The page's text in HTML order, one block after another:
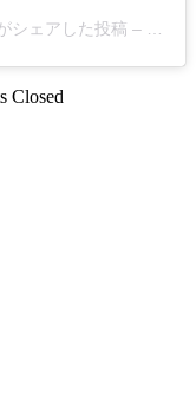
シェアした投稿 –
Closed